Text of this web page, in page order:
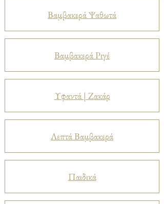
Βαμβακερά Ψαθωτά
Βαμβακερά Ριγέ
Υφαντά | Ζακάρ
Λεπτά Βαμβακερά
Παιδικά